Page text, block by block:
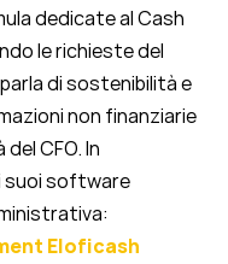
dedicate al Cash
le richieste del
di sostenibilità e
non finanziarie
CFO. In
suoi software
Eloficash